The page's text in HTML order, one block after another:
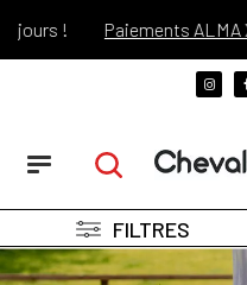
! Paiements ALMA X3 et
FILTRES